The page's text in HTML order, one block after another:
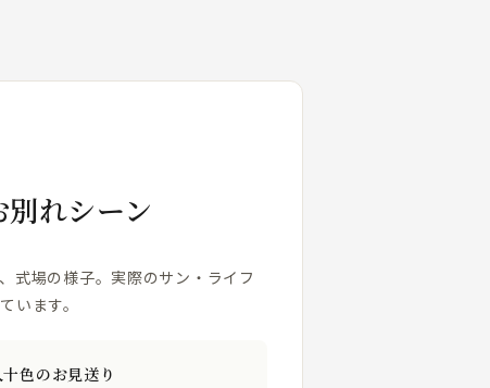
れシーン
式場の様子。実際のサン・ライフ
います。
色のお見送り